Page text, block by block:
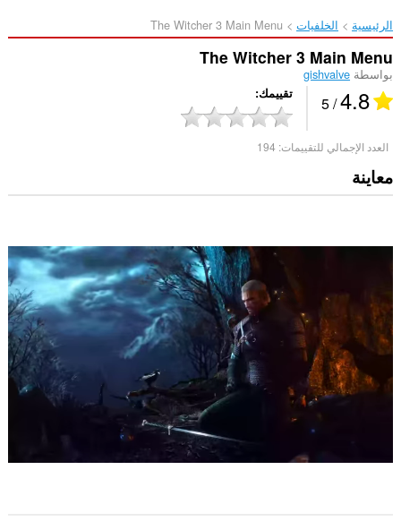
الرئيسية الخلفيات The Witcher 3 Main Menu‎
The Witcher 3 Main Menu
بواسطة gishvalve
4.8
/ 5 تقييمك
العدد الإجمالي للتقييمات: 194
معاينة